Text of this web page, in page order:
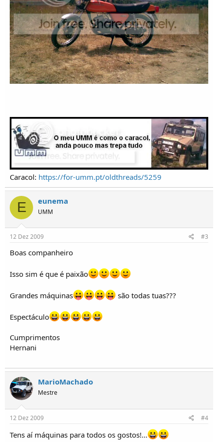
Caracol: https://for-umm.pt/oldthreads/5259
E eunema
UMM
12 Dez 2009 #3
Boas companheiro
Isso sim é que é paixão
Grandes máquinas são todas tuas???
Espectáculo
Cumprimentos
Hernani
MarioMachado
Mestre
12 Dez 2009 #4
Tens aí máquinas para todos os gostos!...